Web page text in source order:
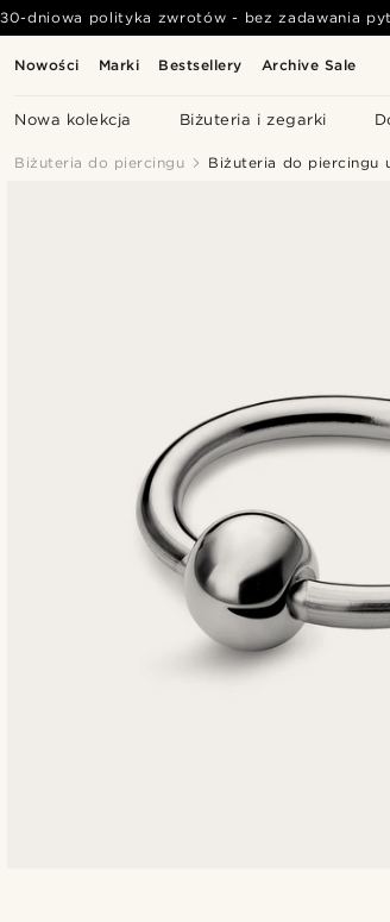
Nowości Marki Bestsellery Archive Sale
Nowa kolekcja Biżuteria i zegarki
30-dniowa polityka zwrotów - bez zadawania
Biżuteria do piercingu Biżuteria do piercingu